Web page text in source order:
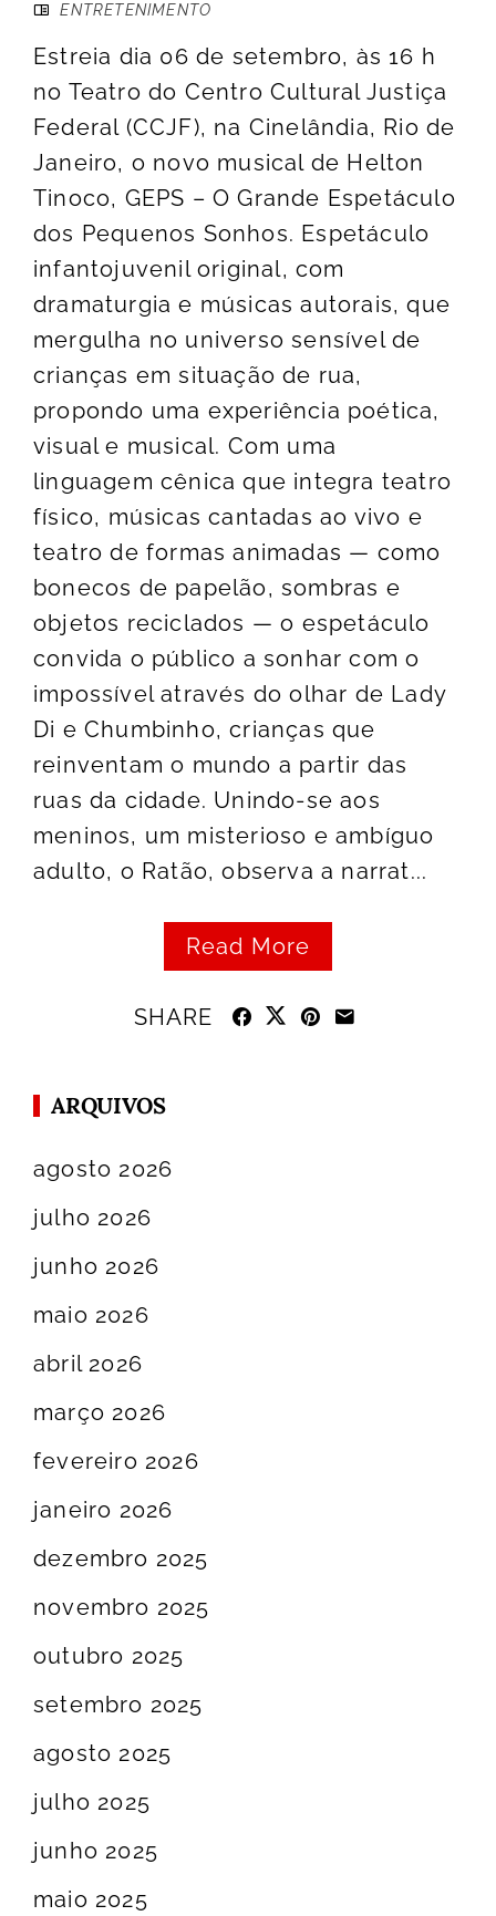
ENTRETENIMENTO
Estreia dia 06 de setembro, às 16 h
no Teatro do Centro Cultural Justiça
Federal (CCJF), na Cinelândia, Rio de
Janeiro, o novo musical de Helton
Tinoco, GEPS – O Grande Espetáculo
dos Pequenos Sonhos. Espetáculo
infantojuvenil original, com
dramaturgia e músicas autorais, que
mergulha no universo sensível de
crianças em situação de rua,
propondo uma experiência poética,
visual e musical. Com uma
linguagem cênica que integra teatro
físico, músicas cantadas ao vivo e
teatro de formas animadas — como
bonecos de papelão, sombras e
objetos reciclados — o espetáculo
convida o público a sonhar com o
impossível através do olhar de Lady
Di e Chumbinho, crianças que
reinventam o mundo a partir das
ruas da cidade. Unindo-se aos
meninos, um misterioso e ambíguo
adulto, o Ratão, observa a narrat...
Read More
SHARE
ARQUIVOS
agosto 2026
julho 2026
junho 2026
maio 2026
abril 2026
março 2026
fevereiro 2026
janeiro 2026
dezembro 2025
novembro 2025
outubro 2025
setembro 2025
agosto 2025
julho 2025
junho 2025
maio 2025